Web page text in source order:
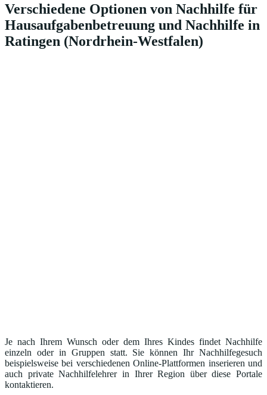
Verschiedene Optionen von Nachhilfe für
Hausaufgabenbetreuung und Nachhilfe in
Ratingen (Nordrhein-Westfalen)
Je nach Ihrem Wunsch oder dem Ihres Kindes findet Nachhilfe
einzeln oder in Gruppen statt. Sie können Ihr Nachhilfegesuch
beispielsweise bei verschiedenen Online-Plattformen inserieren und
auch private Nachhilfelehrer in Ihrer Region über diese Portale
kontaktieren.